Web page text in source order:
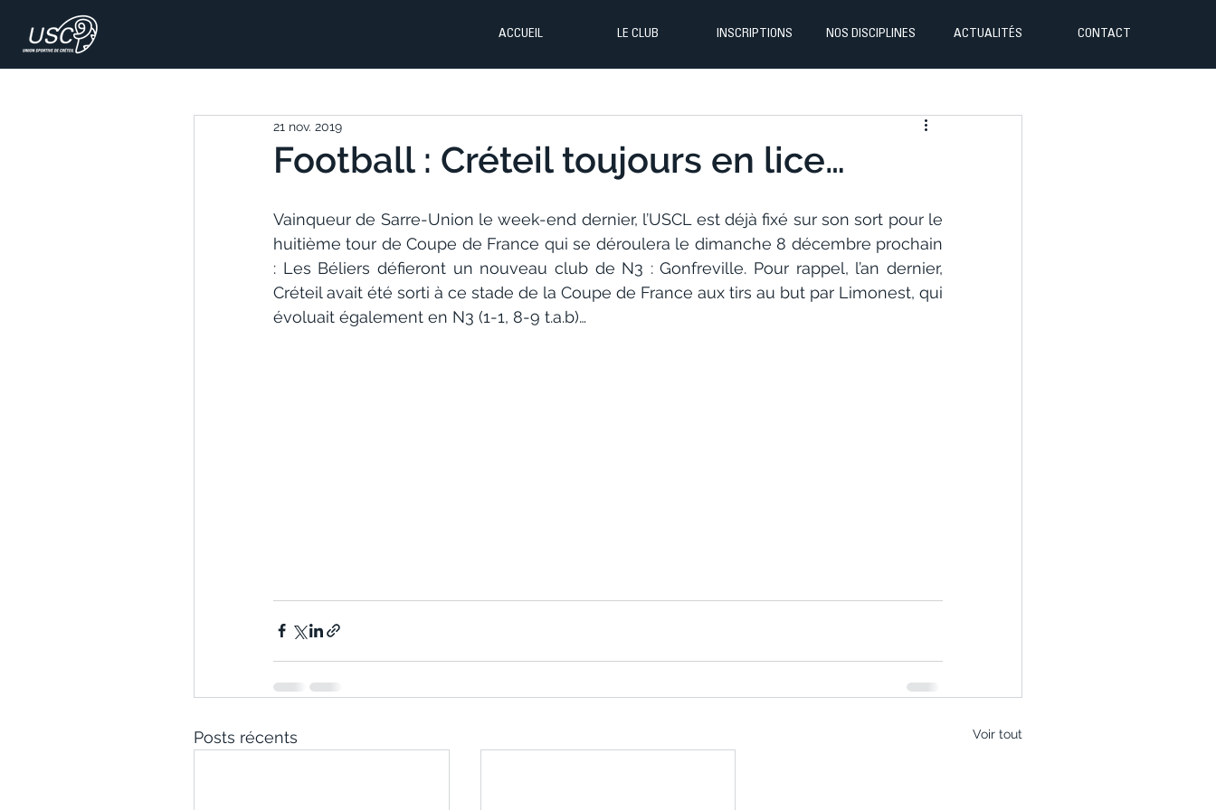
ACCUEIL LE CLUB INSCRIPTIONS NOS DISCIPLINES ACTUALITÉS CONTACT
Football : Créteil toujours en lice…
21 nov. 2019
Vainqueur de Sarre-Union le week-end dernier, l’USCL est déjà fixé sur son sort pour le
huitième tour de Coupe de France qui se déroulera le dimanche 8 décembre prochain
: Les Béliers défieront un nouveau club de N3 : Gonfreville. Pour rappel, l’an dernier,
Créteil avait été sorti à ce stade de la Coupe de France aux tirs au but par Limonest, qui
évoluait également en N3 (1-1, 8-9 t.a.b)…
Posts récents Voir tout